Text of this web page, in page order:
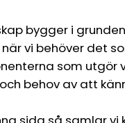
bygger i
vi behöver det
som utgör
behov av att